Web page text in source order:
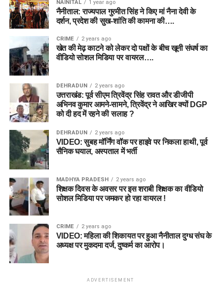
NAINITAL 1 year ago
नैनीताल: राज्यपाल गुरमीत सिंह ने किए मां नैना देवी के
दर्शन, प्रदेश की सुख-शांति की कामना की….
CRIME 2 years ago
खेत की मेढ़ काटने को लेकर दो पक्षों के बीच खूनी संघर्ष का
वीडियो सोशल मिडिया पर वायरल….
DEHRADUN 2 years ago
उत्तराखंड: पूर्व सीएम त्रिवेंद्र सिंह रावत और डीजीपी
अभिनव कुमार आमने-सामने, त्रिवेंद्र ने आखिर क्यों DGP
को दी हद में रहने की सलाह ?
DEHRADUN 2 years ago
VIDEO: सुबह मॉर्निंग वॉक पर हाइवे पर निकला हाथी, पूर्व
सैनिक घयाल, अस्पताल में भर्ती
MADHYA PRADESH 2 years ago
शिक्षक दिवस के अवसर पर इस शराबी शिक्षक का वीडियो
सोशल मिडिया पर जमकर हो रहा वायरल !
CRIME 2 years ago
VIDEO: महिला की शिकायत पर हुआ नैनीताल दुग्ध संघ के
अध्यक्ष पर मुकदमा दर्ज, दुष्कर्म का आरोप।
ADVERTISEMENT